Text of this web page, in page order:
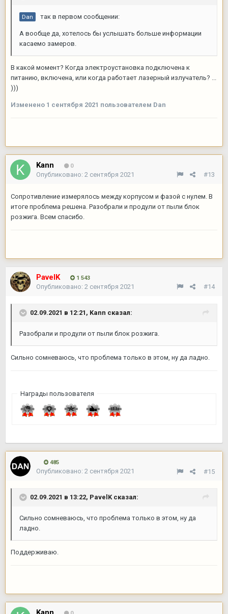
Dan так в первом сообщении:
А вообще да, хотелось бы услышать больше информации
касаемо замеров.
В какой момент? Когда электроустановка подключена к
питанию, включена, или когда работает лазерный излучатель? ...
)))
Изменено 1 сентября 2021 пользователем Dan
Kann 0
#13
Опубликовано: 2 сентября 2021
Сопротивление измерялось между корпусом и фазой с нулем. В
итоге проблема решена. Разобрали и продули от пыли блок
розжига. Всем спасибо.
PavelK 1 543
#14
Опубликовано: 2 сентября 2021
02.09.2021 в 12:21, Kann сказал:
Разобрали и продули от пыли блок розжига.
Сильно сомневаюсь, что проблема только в этом, ну да ладно.
Награды пользователя
485
#15
Опубликовано: 2 сентября 2021
02.09.2021 в 13:22, PavelKсказал:
Сильно сомневаюсь, что проблема только в этом, ну да
ладно.
Поддерживаю.